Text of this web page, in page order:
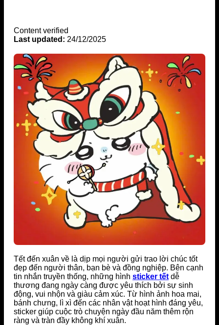
Content verified
Last updated: 24/12/2025
Tết đến xuân về là dịp mọi người gửi trao lời chúc tốt
đẹp đến người thân, bạn bè và đồng nghiệp. Bên cạnh
tin nhắn truyền thống, những hình sticker tết dễ
thương đang ngày càng được yêu thích bởi sự sinh
động, vui nhộn và giàu cảm xúc. Từ hình ảnh hoa mai,
bánh chưng, lì xì đến các nhân vật hoạt hình đáng yêu,
sticker giúp cuộc trò chuyện ngày đầu năm thêm rộn
ràng và tràn đầy không khí xuân.